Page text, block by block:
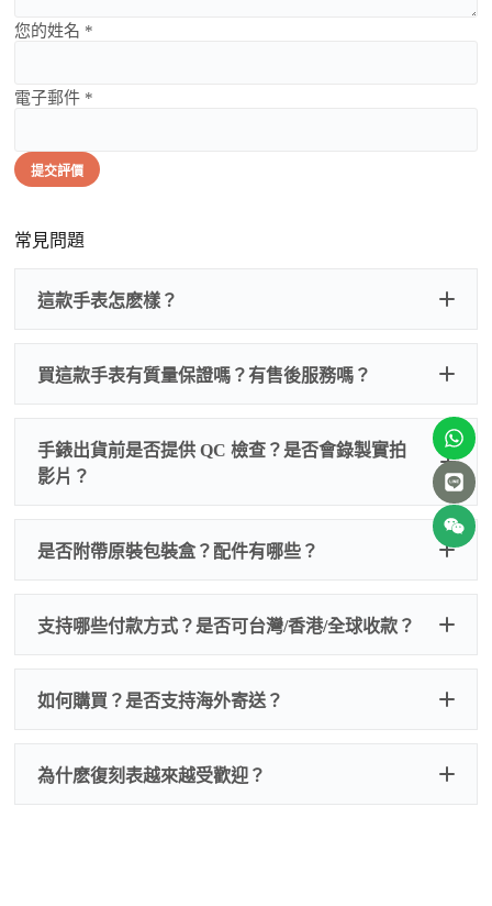
您的姓名 *
電子郵件 *
提交評價
常見問題
這款手表怎麽樣？
買這款手表有質量保證嗎？有售後服務嗎？
非人
為事故，免費維修三年
人為事故我們只收更換配件
手錶出貨前是否提供 QC 檢查？是否會錄製實拍
影片？
QC 品
質檢查
度、錶帶等部位是否完好無瑕、貼合緊密。
是否有異音，再根據款式進行上弦與功能測試。
是否附帶原裝包裝盒？配件有哪些？
我們默認會提供普通盒子，如果需要原裝盒子可
以找我們搭配，選擇原裝盒子附屬配件：原裝盒
如是鋼帶手錶會贈送拆錶帶工具。
注：部分原裝盒子需要加錢購買，價格也不貴。
支持哪些付款方式？是否可台灣/香港/全球收款？
交易方式
如何購買？是否支持海外寄送？
為什麽復刻表越來越受歡迎？